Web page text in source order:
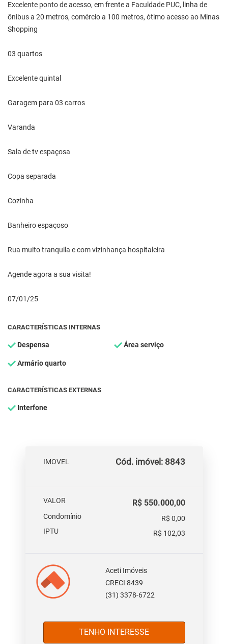
Excelente ponto de acesso, em frente a Faculdade PUC, linha de
ônibus a 20 metros, comércio a 100 metros, ótimo acesso ao Minas
Shopping
03 quartos
Excelente quintal
Garagem para 03 carros
Varanda
Sala de tv espaçosa
Copa separada
Cozinha
Banheiro espaçoso
Rua muito tranquila e com vizinhança hospitaleira
Agende agora a sua visita!
07/01/25
CARACTERÍSTICAS INTERNAS
Despensa Área serviço
Armário quarto
CARACTERÍSTICAS EXTERNAS
Interfone
IMOVEL Cód. imóvel: 8843
VALOR R$ 550.000,00
Condomínio
R$ 0,00
IPTU
R$ 102,03
Aceti Imóveis
CRECI 8439
(31) 3378-6722
TENHO INTERESSE